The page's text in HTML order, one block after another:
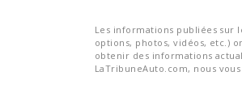
Les informations publiées sur
options, photos, vidéos, etc.)
obtenir des informations
LaTribuneAuto.com, nous